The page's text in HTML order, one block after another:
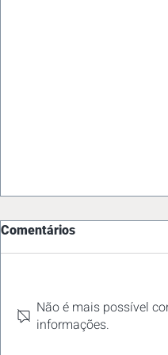
Comentários
Não é mais possível
informações.